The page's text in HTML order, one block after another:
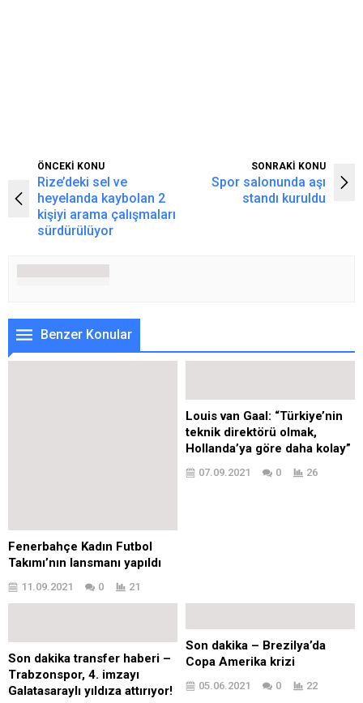
ÖNCEKİ KONU
Rize’deki sel ve
heyelanda kaybolan 2
kişiyi arama çalışmaları
sürdürülüyor
SONRAKİ KONU
Spor salonunda aşı
standı kuruldu
Benzer Konular
Fenerbahçe Kadın Futbol
Takımı’nın lansmanı yapıldı
11.09.2021 0 21
Louis van Gaal: “Türkiye’nin
teknik direktörü olmak,
Hollanda’ya göre daha kolay”
07.09.2021 0 26
Son dakika transfer haberi –
Trabzonspor, 4. imzayı
Galatasaraylı yıldıza attırıyor!
Son dakika – Brezilya’da
Copa Amerika krizi
05.06.2021 0 22